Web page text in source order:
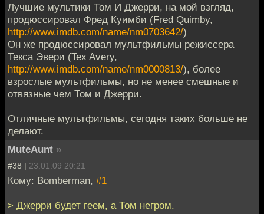
Лучшие мультики Том И Джерри, на мой взгляд,
продюссировал Фред Куимби (Fred Quimby,
http://www.imdb.com/name/nm0703642/)
Он же продюссировал мультфильмы режисcера
Текса Эвери (Tex Avery,
http://www.imdb.com/name/nm0000813/), более
взрослые мультфильмы, но не менее смешные и
отвязные чем Том и Джерри.
Отличные мультфильмы, сегодня таких больше не
делают.
MuteAunt »
#38 | 23.01.09 20:21
Кому: Bomberman, #1
> Джерри будет геем, а Том негром.